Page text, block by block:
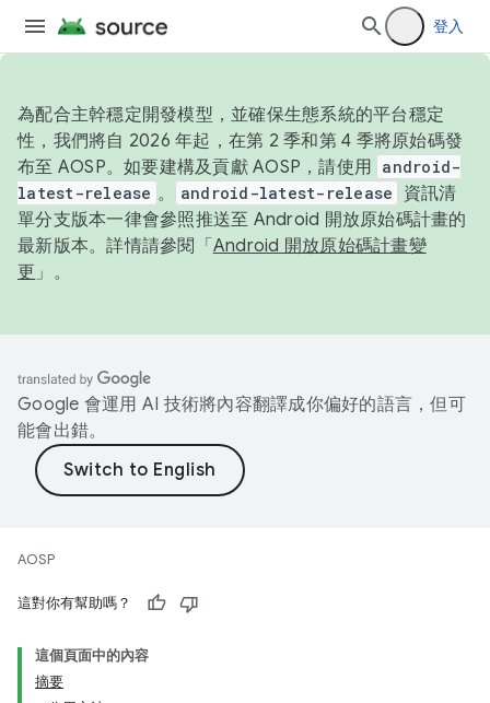
登入
為配合主幹穩定開發模型，並確保生態系統的平台穩定
性，我們將自 2026 年起，在第 2 季和第 4 季將原始碼發
布至 AOSP。如要建構及貢獻 AOSP，請使用 android-
latest-release 。 android-latest-release
資訊清
單分支版本一律會參照推送至 Android 開放原始碼計畫的
最新版本。詳情請參閱「 Android 開放原始碼計畫變
更 」。
Google 會運用 AI 技術將內容翻譯成你偏好的語言，但可
能會出錯。
AOSP
這對你有幫助嗎？
這個頁面中的內容
摘要